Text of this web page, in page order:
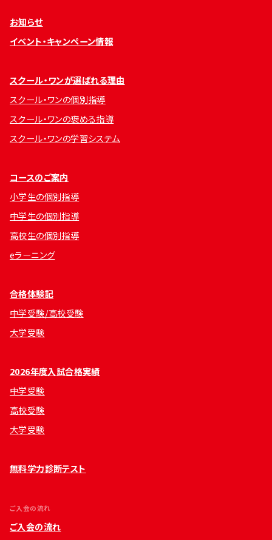
お知らせ
イベント・キャンペーン情報
スクール・ワンが選ばれる理由
スクール・ワンの個別指導
スクール・ワンの褒める指導
スクール・ワンの学習システム
コースのご案内
小学生の個別指導
中学生の個別指導
高校生の個別指導
eラーニング
合格体験記
中学受験/高校受験
大学受験
2026年度入試合格実績
中学受験
高校受験
大学受験
無料学力診断テスト
ご入会の流れ
ご入会の流れ